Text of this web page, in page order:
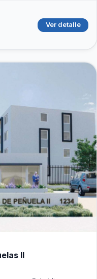
Ver detalle
II